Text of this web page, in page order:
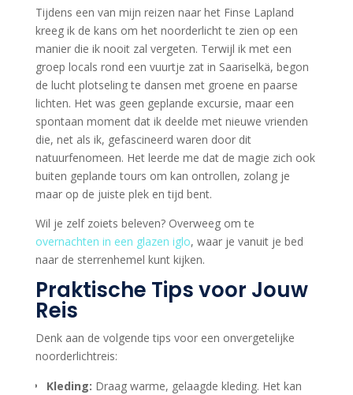
Tijdens een van mijn reizen naar het Finse Lapland
kreeg ik de kans om het noorderlicht te zien op een
manier die ik nooit zal vergeten. Terwijl ik met een
groep locals rond een vuurtje zat in Saariselkä, begon
de lucht plotseling te dansen met groene en paarse
lichten. Het was geen geplande excursie, maar een
spontaan moment dat ik deelde met nieuwe vrienden
die, net als ik, gefascineerd waren door dit
natuurfenomeen. Het leerde me dat de magie zich ook
buiten geplande tours om kan ontrollen, zolang je
maar op de juiste plek en tijd bent.
Wil je zelf zoiets beleven? Overweeg om te
overnachten in een glazen iglo, waar je vanuit je bed
naar de sterrenhemel kunt kijken.
Praktische Tips voor Jouw
Reis
Denk aan de volgende tips voor een onvergetelijke
noorderlichtreis:
Kleding: Draag warme, gelaagde kleding. Het kan